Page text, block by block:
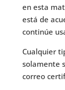
en esta
está de
continúe
Cualquier
solamente
correo